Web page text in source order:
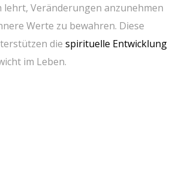
lehrt, ​Veränderungen anzunehmen
Werte ⁢zu‍ bewahren. Diese
⁣diespirituelle Entwicklung
⁢im Leben.